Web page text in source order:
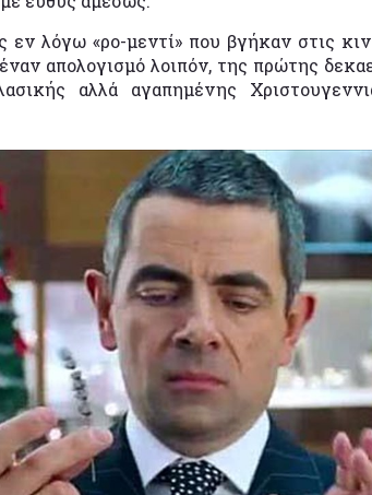
εν λόγω «ρο-μεντί» που βγήκαν στις
απολογισμό λοιπόν, της πρώτης
αλλά αγαπημένης